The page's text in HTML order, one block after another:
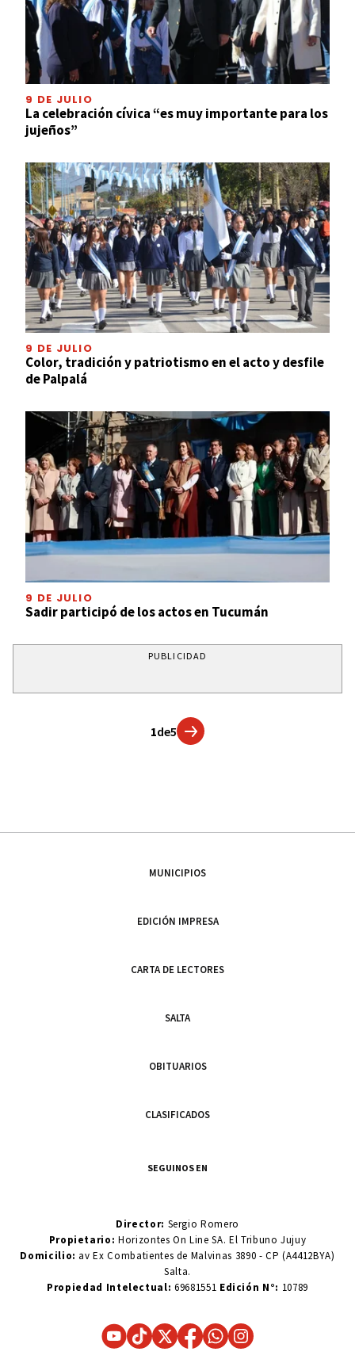
9 DE JULIO
La celebración cívica “es muy importante para los
jujeños”
9 DE JULIO
Color, tradición y patriotismo en el acto y desfile
de Palpalá
9 DE JULIO
Sadir participó de los actos en Tucumán
PUBLICIDAD
1de5
MUNICIPIOS
EDICIÓN IMPRESA
CARTA DE LECTORES
SALTA
OBITUARIOS
CLASIFICADOS
SEGUINOS EN
Director: Sergio Romero
Propietario:Horizontes On Line SA. El Tribuno Jujuy
Domicilio: av Ex Combatientes de Malvinas 3890 - CP (A4412BYA)
Salta.
Propiedad Intelectual: 69681551 Edición N°: 10789